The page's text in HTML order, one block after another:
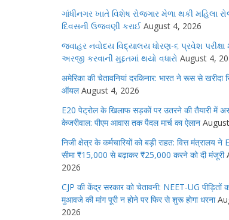
ગાંધીનગર ખાતે વિશેષ રોજગાર મેળા થકી મહિલા
દિવસની ઉજવણી કરાઈ August 4, 2026
જવાહર નવોદય વિદ્યાલય ધોરણ-૬ પ્રવેશ પરીક્ષા
અરજી કરવાની મુદ્દતમાં થયો વધારો August 4,
अमेरिका की चेतावनियां दरकिनार: भारत ने रूस से खरीदा
ऑयल August 4, 2026
E20 पेट्रोल के खिलाफ सड़कों पर उतरने की तैयारी में
केजरीवाल: पीएम आवास तक पैदल मार्च का ऐलान
निजी क्षेत्र के कर्मचारियों को बड़ी राहत: वित्त मंत्रालय
सीमा ₹15,000 से बढ़ाकर ₹25,000 करने को दी मंजूरी
2026
CJP की केंद्र सरकार को चेतावनी: NEET-UG पीड़ितों
मुआवजे की मांग पूरी न होने पर फिर से शुरू होगा धरना
2026